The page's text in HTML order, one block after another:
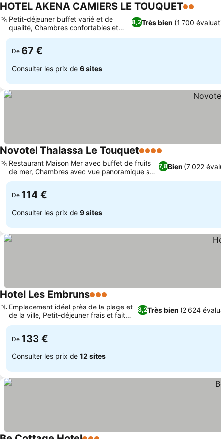
HOTEL AKENA CAMIERS LE TOUQUET2 Étoiles
8,2Très bien (1 700
Petit-déjeuner buffet varié et de
qualité, Chambres confortables et
rénovées
De 67 €
Consulter les prix de 6 sites
Novotel Thalassa Le Touquet4 Étoiles
7,8Bien (7 022
Restaurant Maison Mer avec buffet de fruits
de mer, Chambres avec vue panoramique sur
la mer
De 114 €
Consulter les prix de 9 sites
Hotel Les Embruns3 Étoiles
8,2Très bien (2 624
Emplacement idéal près de la plage et
de la ville, Petit-déjeuner frais et fait
maison
De 133 €
Consulter les prix de 12 sites